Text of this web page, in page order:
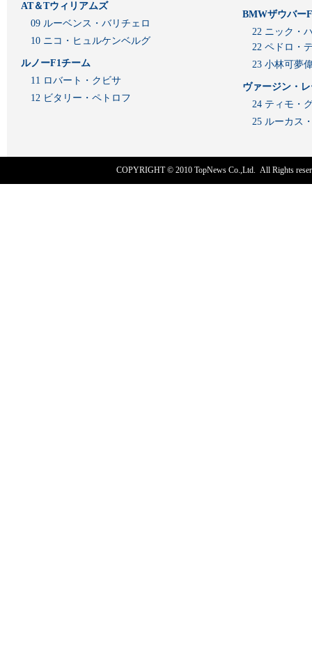
AT＆Tウィリアムズ
09 ルーベンス・バリチェロ
10 ニコ・ヒュルケンベルグ
ルノーF1チーム
11 ロバート・クビサ
12 ビタリー・ペトロフ
BMWザウバー
22 ニック・
22 ペドロ・
23 小林可夢
ヴァージン・
24 ティモ・
25 ルーカス
COPYRIGHT © 2010 TopNews Co.,Ltd. All Rights